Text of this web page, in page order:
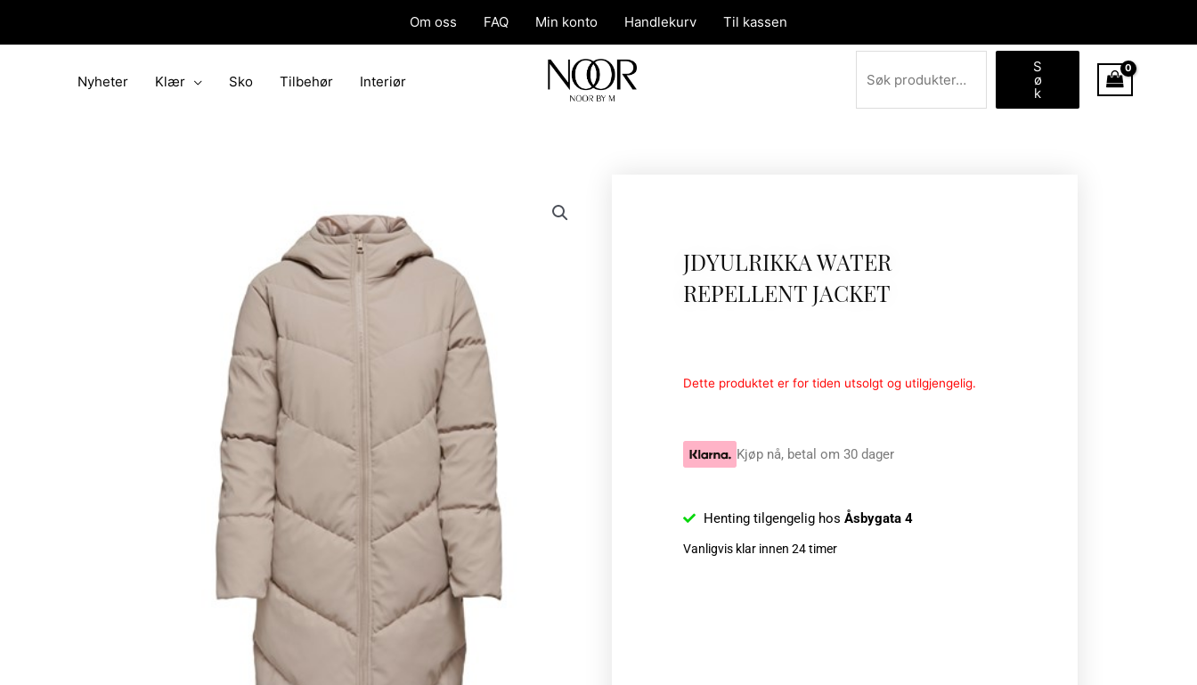
Om oss FAQ Min konto Handlekurv Til kassen
Nyheter Klær Sko Tilbehør Interiør
Søk
S
ø
k
JDYULRIKKA WATER
REPELLENT JACKET
Dette produktet er for tiden utsolgt og utilgjengelig.
Kjøp nå, betal om 30 dager
Henting tilgengelig hos Åsbygata 4
Vanligvis klar innen 24 timer